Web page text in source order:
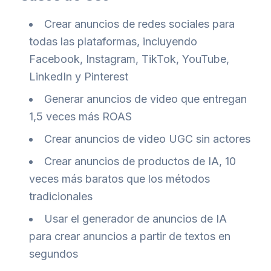
Crear anuncios de redes sociales para
todas las plataformas, incluyendo
Facebook, Instagram, TikTok, YouTube,
LinkedIn y Pinterest
Generar anuncios de video que entregan
1,5 veces más ROAS
Crear anuncios de video UGC sin actores
Crear anuncios de productos de IA, 10
veces más baratos que los métodos
tradicionales
Usar el generador de anuncios de IA
para crear anuncios a partir de textos en
segundos